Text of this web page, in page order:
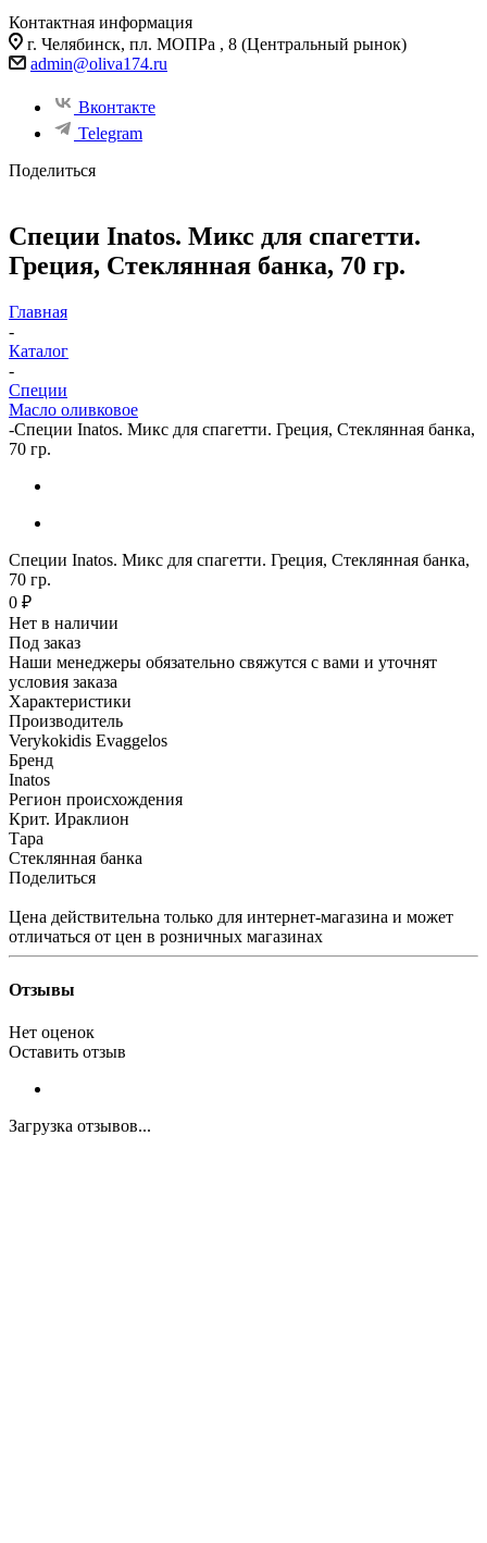
Контактная информация
г. Челябинск, пл. МОПРа , 8 (Центральный рынок)
admin@oliva174.ru
Вконтакте
Telegram
Поделиться
Специи Inatos. Микс для спагетти.
Греция, Стеклянная банка, 70 гр.
Главная
-
Каталог
-
Специи
Масло оливковое
-Специи Inatos. Микс для спагетти. Греция, Стеклянная банка,
70 гр.
Специи Inatos. Микс для спагетти. Греция, Стеклянная банка,
70 гр.
0 ₽
Нет в наличии
Под заказ
Наши менеджеры обязательно свяжутся с вами и уточнят
условия заказа
Характеристики
Производитель
Verykokidis Evaggelos
Бренд
Inatos
Регион происхождения
Крит. Ираклион
Тара
Стеклянная банка
Поделиться
Цена действительна только для интернет-магазина и может
отличаться от цен в розничных магазинах
Отзывы
Нет оценок
Оставить отзыв
Загрузка отзывов...